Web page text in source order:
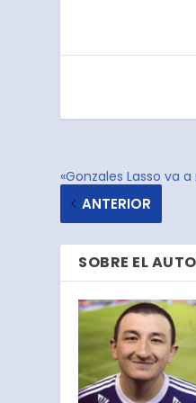
«Gonzales Lasso va
ANTERIOR
SOBRE EL